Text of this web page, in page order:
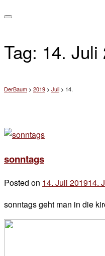
Tag: 14. Juli
DerBaum > 2019 > Juli > 14.
sonntags
Posted on 14. Juli 201914.
sonntags geht man in die